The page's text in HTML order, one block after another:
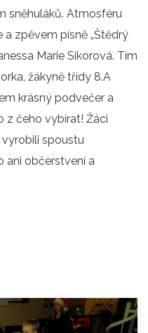
sněhuláků. Atmosféru
a zpěvem písně „Štědrý
Marie Sikorová. Tím
žákyně třídy 8.A
krásný podvečer a
z čeho vybírat! Žáci
spoustu
ani občerstvení a